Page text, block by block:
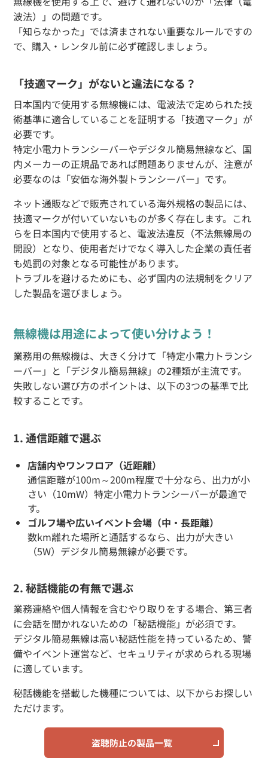
波法）」の問題です。
「知らなかった」では済まされない重要なルールですの
で、購入・レンタル前に必ず確認しましょう。
「技適マーク」がないと違法になる？
日本国内で使用する無線機には、電波法で定められた技
術基準に適合していることを証明する「技適マーク」が
必要です。
特定小電力トランシーバーやデジタル簡易無線など、国
内メーカーの正規品であれば問題ありませんが、注意が
必要なのは「安価な海外製トランシーバー」です。
ネット通販などで販売されている海外規格の製品には、
技適マークが付いていないものが多く存在します。これ
らを日本国内で使用すると、電波法違反（不法無線局の
開設）となり、使用者だけでなく導入した企業の責任者
も処罰の対象となる可能性があります。
トラブルを避けるためにも、必ず国内の法規制をクリア
した製品を選びましょう。
無線機は用途によって使い分けよう！
業務用の無線機は、大きく分けて「特定小電力トランシ
ーバー」と「デジタル簡易無線」の2種類が主流です。
失敗しない選び方のポイントは、以下の3つの基準で比
較することです。
1. 通信距離で選ぶ
店舗内やワンフロア（近距離）
通信距離が100m～200m程度で十分なら、出力が小
さい（10mW）特定小電力トランシーバーが最適で
す。
ゴルフ場や広いイベント会場（中・長距離）
数km離れた場所と通話するなら、出力が大きい
（5W）デジタル簡易無線が必要です。
2. 秘話機能の有無で選ぶ
業務連絡や個人情報を含むやり取りをする場合、第三者
に会話を聞かれないための「秘話機能」が必須です。
デジタル簡易無線は高い秘話性能を持っているため、警
備やイベント運営など、セキュリティが求められる現場
に適しています。
秘話機能を搭載した機種については、以下からお探しい
ただけます。
盗聴防止の製品一覧